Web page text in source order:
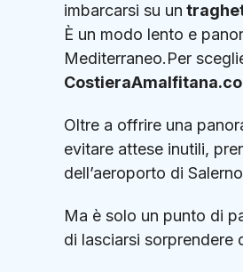
imbarcarsi su un
È un modo lento e
Mediterraneo.Per
Oltre a offrire una
evitare attese inutili,
dell’aeroporto di
Ma è solo un punto di
di lasciarsi sorprendere